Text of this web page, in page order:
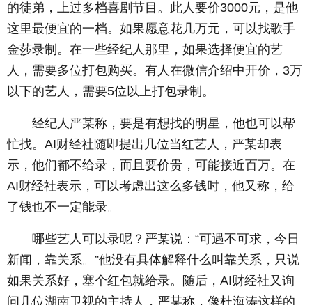
的徒弟，上过多档喜剧节目。此人要价3000元，是他
这里最便宜的一档。如果愿意花几万元，可以找歌手
金莎录制。在一些经纪人那里，如果选择便宜的艺
人，需要多位打包购买。有人在微信介绍中开价，3万
以下的艺人，需要5位以上打包录制。
经纪人严某称，要是有想找的明星，他也可以帮
忙找。AI财经社随即提出几位当红艺人，严某却表
示，他们都不给录，而且要价贵，可能接近百万。在
AI财经社表示，可以考虑出这么多钱时，他又称，给
了钱也不一定能录。
哪些艺人可以录呢？严某说：“可遇不可求，今日
新闻，靠关系。”他没有具体解释什么叫靠关系，只说
如果关系好，塞个红包就给录。随后，AI财经社又询
问几位湖南卫视的主持人，严某称，像杜海涛这样的